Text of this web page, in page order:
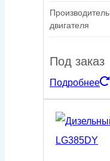
Производитель
двигателя
Под заказ
Подробнее